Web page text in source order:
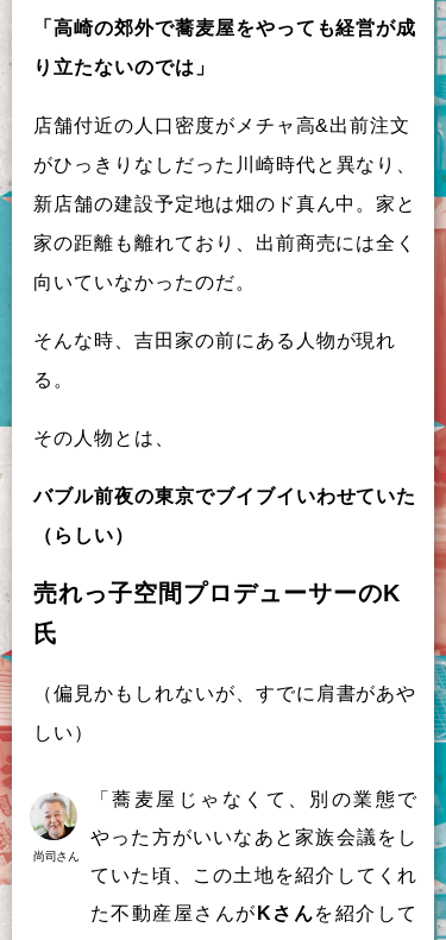
「 高崎の郊外で蕎麦屋をやって も経営が成
り 立たないのでは 」
店舗付近の 人口密度が メ チ ャ高&出前注文
がひ っ き り な し だっ た 川崎時代と 異な り
新店舗の建設予定地は畑の ド真ん中 。家 と
家の距離 も離れて お り 出前商売に は全 く
向 いて いなかっ たのだ。
そ んな時 吉田家の前に あ る 人物が現れ
る 。
その 人物 と は
バブル前夜の東京でブイ ブイ いわせていた
（ ら し い）
売れっ子空間 プロ デューサーのK
氏
（偏見か も しれないが すでに 肩書があや
し い ）
尚司さん
「蕎麦屋じゃなくて、別の業態で
やった方がいいなあと家族会議をし
ていた頃、この土地を紹介してくれ
た不動産屋さんが Kさんを紹介して